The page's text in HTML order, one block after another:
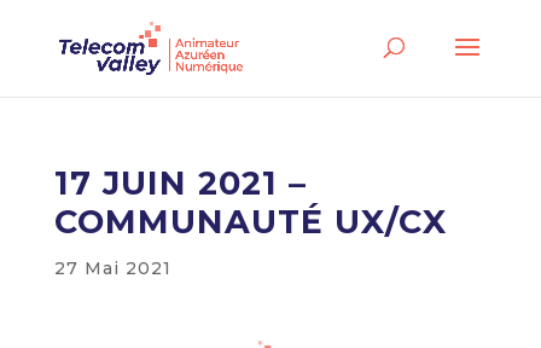
17 JUIN 2021 –
COMMUNAUTÉ UX/CX
27 Mai 2021